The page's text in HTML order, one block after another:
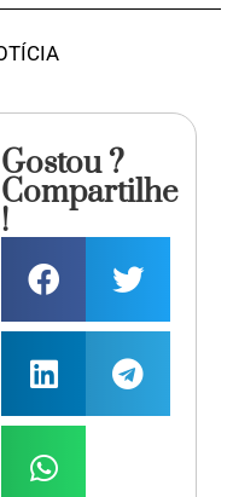
Gostou ?
Compartilhe
!